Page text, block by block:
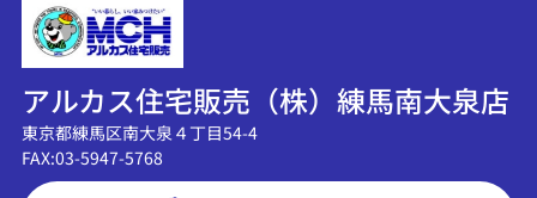
アルカス住宅販売（株）練馬南大泉店
東京都練馬区南大泉４丁目54-4
FAX:03-5947-5768